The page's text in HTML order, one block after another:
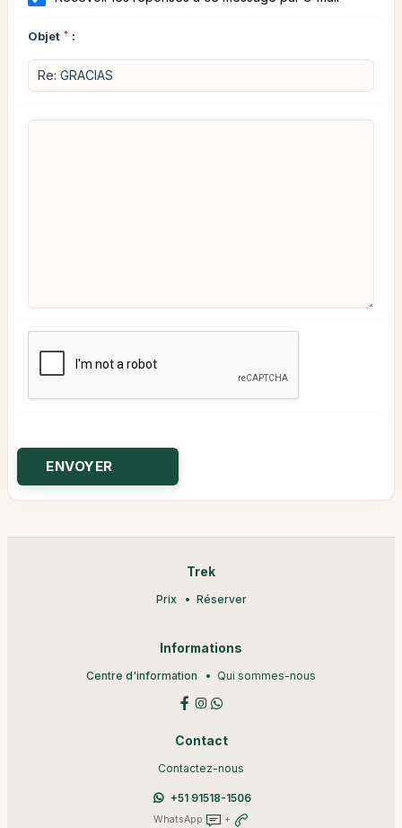
Objet * :
Trek
Prix Réserver
Informations
Centre d'information Qui sommes-nous
Contact
Contactez-nous
+51 91518-1506
WhatsApp +